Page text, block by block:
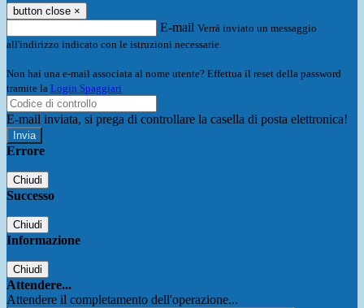
button close ×
E-mail Verrà inviato un messaggio
all'indirizzo indicato con le istruzioni necessarie.
Non hai una e-mail associata al nome utente? Effettua il reset della password
tramite la Login Spaggiari
E-mail inviata, si prega di controllare la casella di posta elettronica!
Errore
Chiudi
Successo
Chiudi
Informazione
Chiudi
Attendere...
Attendere il completamento dell'operazione...